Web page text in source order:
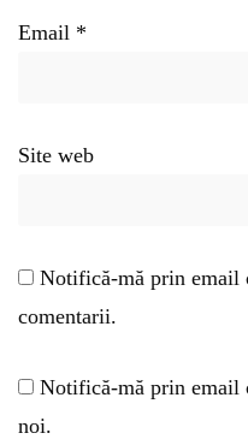
Email *
Site web
Notifică-mă prin email
comentarii.
Notifică-mă prin email
noi.